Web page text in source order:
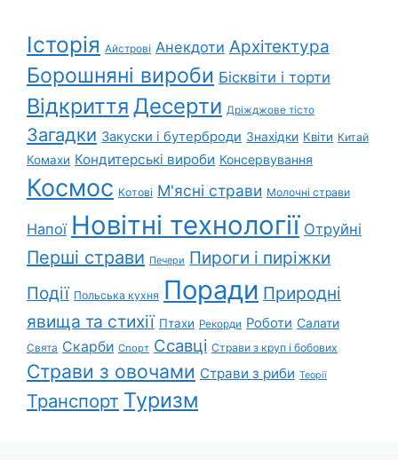
Історія Айстрові Анекдоти Архітектура
Борошняні вироби Бісквіти і торти
Відкриття Десерти Дріжджове тісто
Загадки Закуски і бутерброди Знахідки Квіти Китай
Комахи Кондитерські вироби Консервування
Космос Котові М'ясні страви Молочні страви
Напої Новітні технології Отруйні
Перші страви Печери Пироги і пиріжки
Події Польська кухня Поради Природні
явища та стихії Птахи Рекорди Роботи Салати
Свята Скарби Спорт Ссавці Страви з круп і бобових
Страви з овочами Страви з риби Теорії
Транспорт Туризм